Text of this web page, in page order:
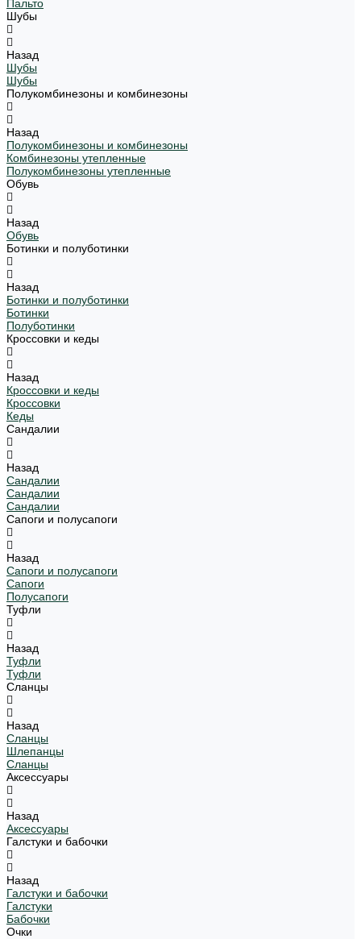
Пальто
Шубы
Назад
Шубы
Шубы
Полукомбинезоны и комбинезоны
Назад
Полукомбинезоны и комбинезоны
Комбинезоны утепленные
Полукомбинезоны утепленные
Обувь
Назад
Обувь
Ботинки и полуботинки
Назад
Ботинки и полуботинки
Ботинки
Полуботинки
Кроссовки и кеды
Назад
Кроссовки и кеды
Кроссовки
Кеды
Сандалии
Назад
Сандалии
Сандалии
Сандалии
Сапоги и полусапоги
Назад
Сапоги и полусапоги
Сапоги
Полусапоги
Туфли
Назад
Туфли
Туфли
Сланцы
Назад
Сланцы
Шлепанцы
Сланцы
Аксессуары
Назад
Аксессуары
Галстуки и бабочки
Назад
Галстуки и бабочки
Галстуки
Бабочки
Очки